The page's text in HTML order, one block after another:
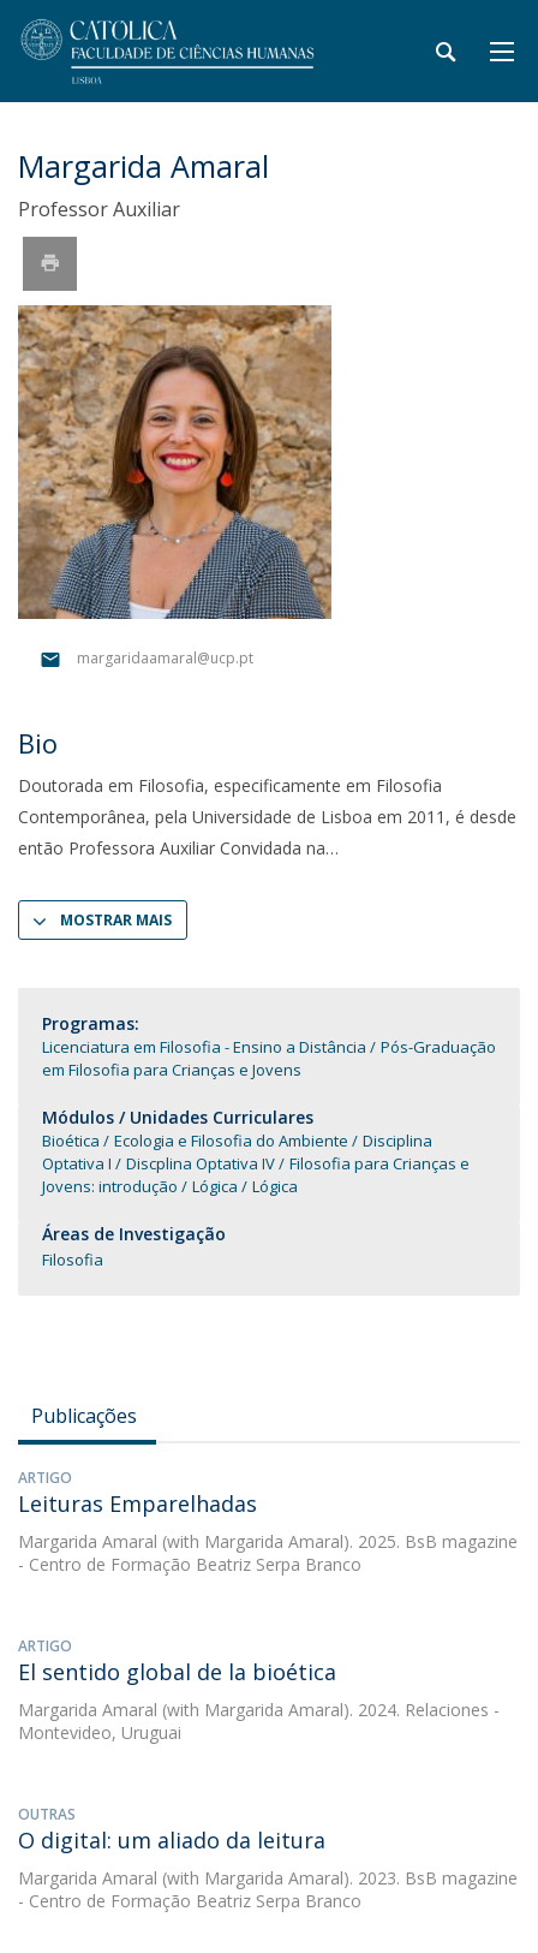
Margarida Amaral
Professor Auxiliar
margaridaamaral@ucp.pt
Bio
Doutorada em Filosofia, especificamente em Filosofia
Contemporânea, pela Universidade de Lisboa em 2011, é desde
então Professora Auxiliar Convidada na
MOSTRAR MAIS
Programas:
Licenciatura em Filosofia - Ensino a Distância
Pós-Graduação
em Filosofia para Crianças e Jovens
Módulos / Unidades Curriculares
Bioética Ecologia e Filosofia do Ambiente
Disciplina
Optativa I
Discplina Optativa IV
Filosofia para Crianças e
Jovens: introdução
Lógica Lógica
Áreas de Investigação
Filosofia
Publicações
ARTIGO
Leituras Emparelhadas
Margarida Amaral (with Margarida Amaral). 2025. BsB magazine
- Centro de Formação Beatriz Serpa Branco
ARTIGO
El sentido global de la bioética
Margarida Amaral (with Margarida Amaral). 2024. Relaciones -
Montevideo, Uruguai
OUTRAS
O digital: um aliado da leitura
Margarida Amaral (with Margarida Amaral). 2023. BsB magazine
- Centro de Formação Beatriz Serpa Branco